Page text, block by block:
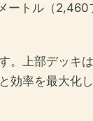
トル（
。上部デッキ
率を最大化